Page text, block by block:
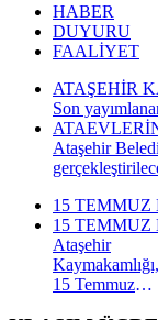
HABER
DUYURU
FAALİYET
ATAŞEHİR
Son
Ataşehir
15
15
Ataşehir
Kaymakamlığı,
15 Temmuz